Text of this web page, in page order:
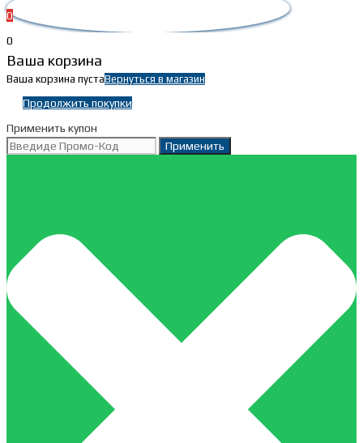
0
0
Ваша корзина
Ваша корзина пустаВернуться в магазин
Продолжить покупки
Применить купон
Применить